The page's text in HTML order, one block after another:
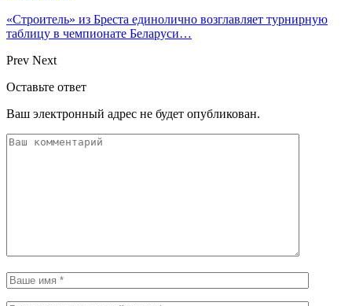
«Строитель» из Бреста единолично возглавляет турнирную
таблицу в чемпионате Беларуси…
Prev Next
Оставьте ответ
Ваш электронный адрес не будет опубликован.